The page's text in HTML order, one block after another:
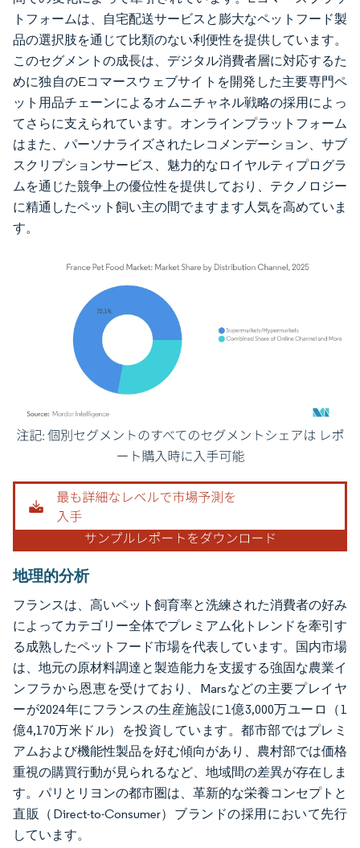
トフォームは、自宅配送サービスと膨大なペットフード製
品の選択肢を通じて比類のない利便性を提供しています。
このセグメントの成長は、デジタル消費者層に対応するた
めに独自のEコマースウェブサイトを開発した主要専門ペ
ット用品チェーンによるオムニチャネル戦略の採用によっ
てさらに支えられています。オンラインプラットフォーム
はまた、パーソナライズされたレコメンデーション、サブ
スクリプションサービス、魅力的なロイヤルティプログラ
ムを通じた競争上の優位性を提供しており、テクノロジー
に精通したペット飼い主の間でますます人気を高めていま
す。
画像 © Mordor Intelligence。再利用にはCC BY 4.0の表示が必要です。
地理的分析
フランスは、高いペット飼育率と洗練された消費者の好み
によってカテゴリー全体でプレミアム化トレンドを牽引す
る成熟したペットフード市場を代表しています。国内市場
は、地元の原材料調達と製造能力を支援する強固な農業イ
ンフラから恩恵を受けており、Marsなどの主要プレイヤ
ーが2024年にフランスの生産施設に1億3,000万ユーロ（1
億4,170万米ドル）を投資しています。都市部ではプレミ
アムおよび機能性製品を好む傾向があり、農村部では価格
重視の購買行動が見られるなど、地域間の差異が存在しま
す。パリとリヨンの都市圏は、革新的な栄養コンセプトと
直販（Direct-to-Consumer）ブランドの採用において先行
しています。